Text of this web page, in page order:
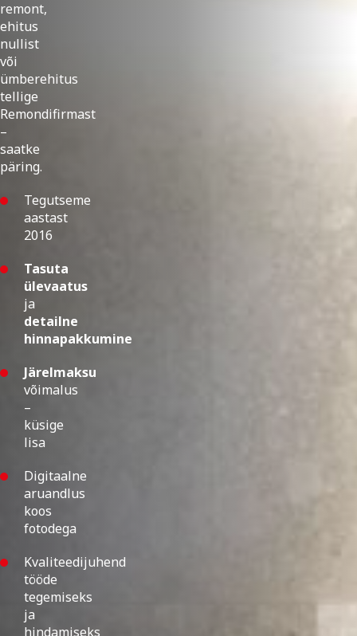
remont,
ehitus
nullist
või
ümberehitus
tellige
Remondifirmast
–
saatke
päring.
Tegutseme
aastast
2016
Tasuta
ülevaatus
ja
detailne
hinnapakkumine
Järelmaksu
võimalus
–
küsige
lisa
Digitaalne
aruandlus
koos
fotodega
Kvaliteedijuhend
tööde
tegemiseks
ja
hindamiseks